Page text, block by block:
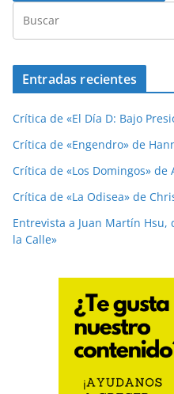
Entradas recientes
Crítica de «El Día D: Bajo
Crítica de «Engendro» de
Crítica de «Los Domingos» de
Crítica de «La Odisea» de
Entrevista a Juan Martín
la Calle»